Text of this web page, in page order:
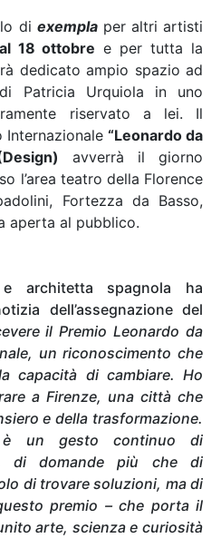
di exemplaper altri artisti
18 ottobre e per tutta la
dedicato ampio spazio ad
Patricia Urquiola in uno
riservato a lei. Il
Internazionale “Leonardo da
avverrà il giorno
l’area teatro della Florence
Fortezza da Basso,
aperta al pubblico.
architetta spagnola ha
dell’assegnazione del
il Premio Leonardo da
un riconoscimento che
capacità di cambiare. Ho
a Firenze, una città che
e della trasformazione.
è un gesto continuo di
di domande più che di
di trovare soluzioni, ma di
premio – che porta il
arte, scienza e curiosità